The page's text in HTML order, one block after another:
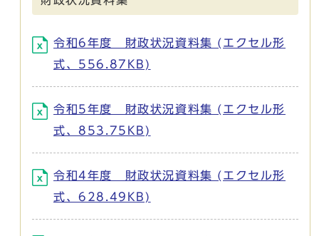
令和6年度 財政状況資料集 (エクセル形
式、556.87KB)
令和5年度 財政状況資料集 (エクセル形
式、853.75KB)
令和4年度 財政状況資料集 (エクセル形
式、628.49KB)